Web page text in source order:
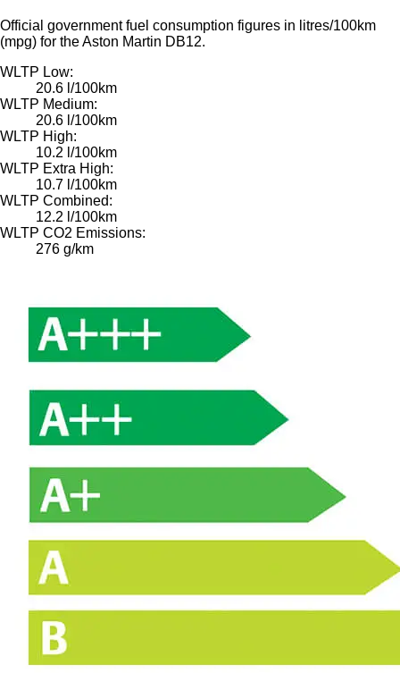
Official government fuel consumption figures in litres/100km
(mpg) for the Aston Martin DB12.
WLTP Low:
20.6 l/100km
WLTP Medium:
20.6 l/100km
WLTP High:
10.2 l/100km
WLTP Extra High:
10.7 l/100km
WLTP Combined:
12.2 l/100km
WLTP CO2 Emissions:
276 g/km